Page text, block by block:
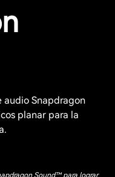
audio Snapdragon
planar para la
Sound™ para lograr